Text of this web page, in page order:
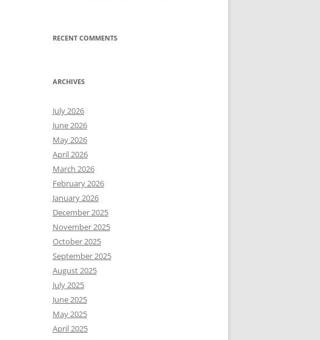
RECENT COMMENTS
ARCHIVES
July 2026
June 2026
May 2026
April 2026
March 2026
February 2026
January 2026
December 2025
November 2025
October 2025
September 2025
August 2025
July 2025
June 2025
May 2025
April 2025